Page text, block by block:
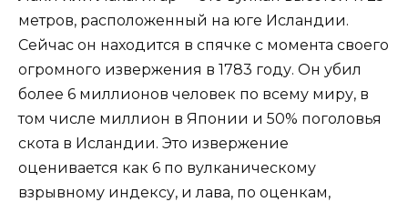
метров, расположенный на юге Исландии.
Сейчас он находится в спячке с момента своего
огромного извержения в 1783 году. Он убил
более 6 миллионов человек по всему миру, в
том числе миллион в Японии и 50% поголовья
скота в Исландии. Это извержение
оценивается как 6 по вулканическому
взрывному индексу, и лава, по оценкам,